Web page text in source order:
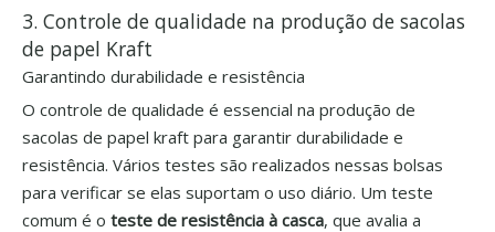
3. Controle de qualidade na produção de sacolas
de papel Kraft
Garantindo durabilidade e resistência
O controle de qualidade é essencial na produção de
sacolas de papel kraft para garantir durabilidade e
resistência. Vários testes são realizados nessas bolsas
para verificar se elas suportam o uso diário. Um teste
comum é o teste de resistência à casca, que avalia a